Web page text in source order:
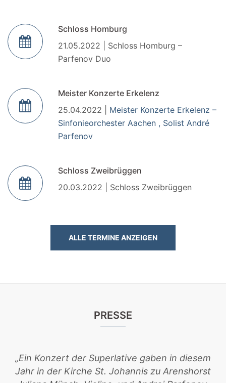
Schloss Homburg
21.05.2022 | Schloss Homburg –
Parfenov Duo
Meister Konzerte Erkelenz
25.04.2022 | Meister Konzerte Erkelenz –
Sinfonieorchester Aachen , Solist André
Parfenov
Schloss Zweibrüggen
20.03.2022 | Schloss Zweibrüggen
ALLE TERMINE ANZEIGEN
PRESSE
„Ein Konzert der Superlative gaben in diesem
Jahr in der Kirche St. Johannis zu Arenshorst